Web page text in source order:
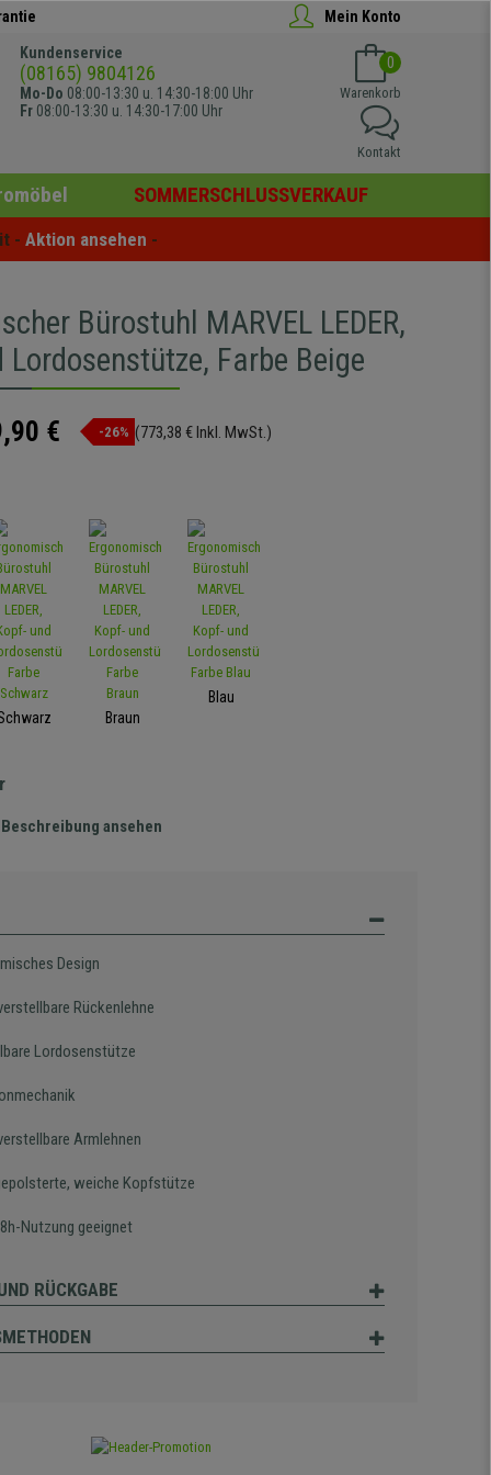
Mein Konto
Kundenservice
(08165) 9804126
Mo-Do 08:00-13:30 u. 14:30-18:00 Uhr
Fr 08:00-13:30 u. 14:30-17:00 Uhr
0
Warenkorb
Kontakt
SOMMERSCHLUSSVERKAUF
- Aktion ansehen -
Bürostuhl MARVEL LEDER,
Lordosenstütze, Farbe Beige
€ -26% (773,38 € Inkl. MwSt.)
Braun
Blau
ansehen
Design
Rückenlehne
Lordosenstütze
Armlehnen
weiche Kopfstütze
Nutzung geeignet
RÜCKGABE